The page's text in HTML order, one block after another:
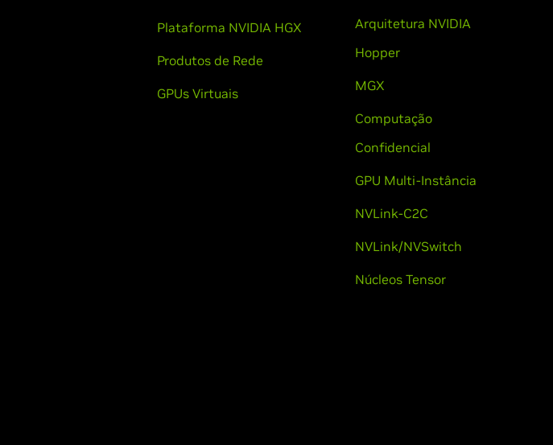
Plataforma NVIDIA HGX
Produtos de Rede
GPUs Virtuais
Arquitetura NVIDIA
Hopper
MGX
Computação
Confidencial
GPU Multi-Instância
NVLink-C2C
NVLink/NVSwitch
Núcleos Tensor